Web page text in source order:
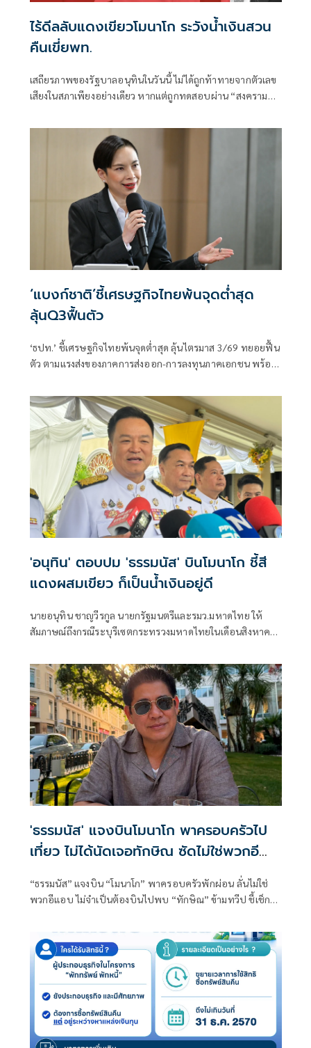
ไร้ดีลลับแดงเขียวโมนาโก ระวังน้ำเงินสวน
คืนเขี่ยพท.
เสถียรภาพของรัฐบาลอนุทินในวันนี้ ไม่ได้ถูกท้าทายจากตัวเลข
เสียงในสภาเพียงอย่างเดียว หากแต่ถูกทดสอบผ่าน “สงคราม
ข่ายอำนาจของพรรคภูมิใจไทย
‘แบงก์ชาติ’ชี้เศรษฐกิจไทยพ้นจุดต่ำสุด
ลุ้นQ3ฟื้นตัว
‘ธปท.’ ชี้เศรษฐกิจไทยพ้นจุดต่ำสุด ลุ้นไตรมาส 3/69 ทยอยฟื้น
ตัว ตามแรงส่งของภาคการส่งออก-การลงทุนภาคเอกชน พร้อม
เพียง 1 ข้อ มีโอกาสหลุดในรอบถัดไป
'อนุทิน' ตอบปม 'ธรรมนัส' บินโมนาโก ชี้สี
แดงผสมเขียว ก็เป็นน้ำเงินอยู่ดี
นายอนุทิน ชาญวีรกูล นายกรัฐมนตรีและรมว.มหาดไทย ให้
สัมภาษณ์ถึงกรณีระบุรีเซตกระทรวงมหาดไทยในเดือนสิงหาคม
'ธรรมนัส' แจงบินโมนาโก พาครอบครัวไป
เที่ยว ไม่ได้นัดเจอทักษิณ ซัดไม่ใช่พวกอี
“ธรรมนัส” แจงบิน “โมนาโก” พาครอบครัวพักผ่อน ลั่นไม่ใช่
พวกอีแอบ ไม่จำเป็นต้องบินไปพบ “ทักษิณ” ข้ามทวีป ชี้เช็ก